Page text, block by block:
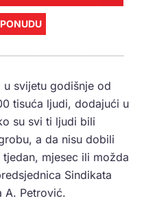
u svijetu godišnje od
tisuća ljudi, dodajući u
su svi ti ljudi bili
a da nisu dobili
mjesec ili možda
Sindikata
A. Petrović.